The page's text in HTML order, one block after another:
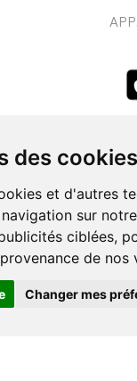
des cookies
et d'autres
sur
ciblées,
de nos
Changer mes
SUIVEZ-NOUS